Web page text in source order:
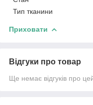
Тип тканини
Приховати
Відгуки про товар
Ще немає відгуків про